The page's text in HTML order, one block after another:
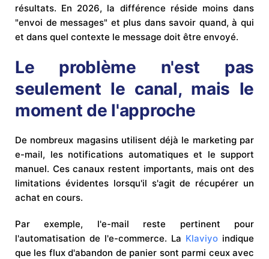
résultats. En 2026, la différence réside moins dans
"envoi de messages" et plus dans savoir quand, à qui
et dans quel contexte le message doit être envoyé.
Le problème n'est pas
seulement le canal, mais le
moment de l'approche
De nombreux magasins utilisent déjà le marketing par
e-mail, les notifications automatiques et le support
manuel. Ces canaux restent importants, mais ont des
limitations évidentes lorsqu'il s'agit de récupérer un
achat en cours.
Par exemple, l'e-mail reste pertinent pour
l'automatisation de l'e-commerce. La Klaviyo indique
que les flux d'abandon de panier sont parmi ceux avec